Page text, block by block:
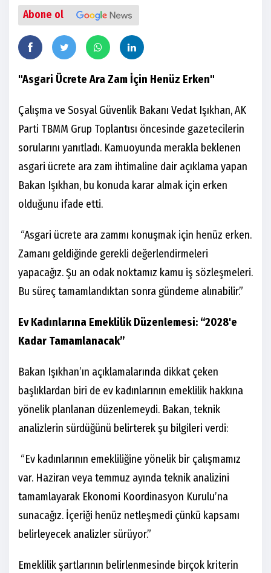
Abone ol
"Asgari Ücrete Ara Zam İçin Henüz Erken"
Çalışma ve Sosyal Güvenlik Bakanı Vedat Işıkhan, AK
Parti TBMM Grup Toplantısı öncesinde gazetecilerin
sorularını yanıtladı. Kamuoyunda merakla beklenen
asgari ücrete ara zam ihtimaline dair açıklama yapan
Bakan Işıkhan, bu konuda karar almak için erken
olduğunu ifade etti.
“Asgari ücrete ara zammı konuşmak için henüz erken.
Zamanı geldiğinde gerekli değerlendirmeleri
yapacağız. Şu an odak noktamız kamu iş sözleşmeleri.
Bu süreç tamamlandıktan sonra gündeme alınabilir.”
Ev Kadınlarına Emeklilik Düzenlemesi: “2028'e
Kadar Tamamlanacak”
Bakan Işıkhan’ın açıklamalarında dikkat çeken
başlıklardan biri de ev kadınlarının emeklilik hakkına
yönelik planlanan düzenlemeydi. Bakan, teknik
analizlerin sürdüğünü belirterek şu bilgileri verdi:
“Ev kadınlarının emekliliğine yönelik bir çalışmamız
var. Haziran veya temmuz ayında teknik analizini
tamamlayarak Ekonomi Koordinasyon Kurulu’na
sunacağız. İçeriği henüz netleşmedi çünkü kapsamı
belirleyecek analizler sürüyor.”
Emeklilik şartlarının belirlenmesinde birçok kriterin